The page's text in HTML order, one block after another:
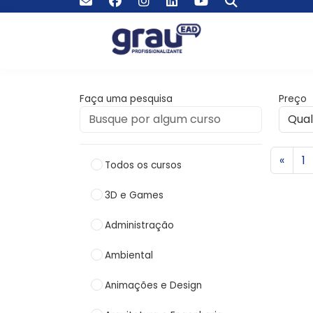
Faça uma pesquisa
Todos os cursos
3D e Games
Administração
Ambiental
Animações e Design
Preço
« 1